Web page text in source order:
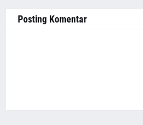
Posting Komentar